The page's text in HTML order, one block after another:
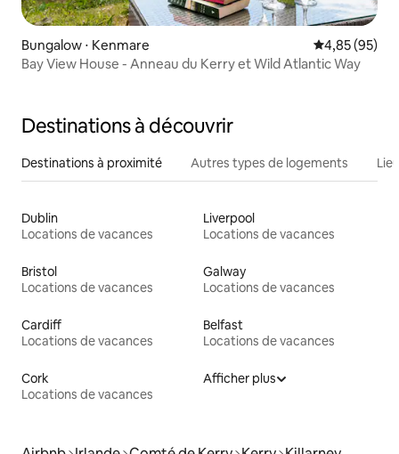
Bungalow ⋅ Kenmare Évaluation
4,85 (95)
Bay View House - Anneau du Kerry et Wild Atlantic Way
Destinations à découvrir
Destinations à proximité Autres types de logements
Dublin
Locations de vacances
Liverpool
Locations de vacances
Bristol
Locations de vacances
Galway
Locations de vacances
Cardiff
Locations de vacances
Belfast
Locations de vacances
Cork
Locations de vacances
Afficher plus